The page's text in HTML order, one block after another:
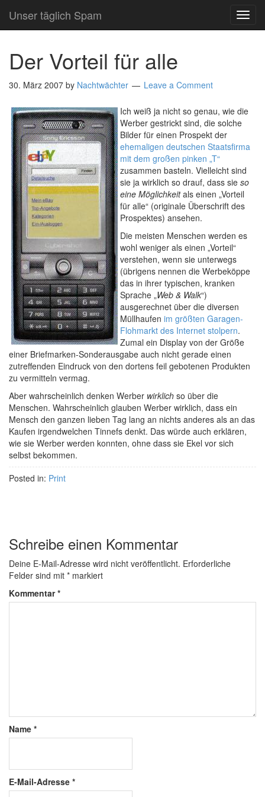
Unser täglich Spam
Der Vorteil für alle
30. März 2007 by Nachtwächter Leave a Comment
Ich weiß ja nicht so genau, wie die
Werber gestrickt sind, die solche
Bilder für einen Prospekt der
ehemaligen deutschen Staatsfirma
mit dem großen pinken „T“
zusammen basteln. Vielleicht sind
sie ja wirklich so drauf, dass sie so
eine Möglichkeitals einen „Vorteil
für alle“ (originale Überschrift des
Prospektes) ansehen.
Die meisten Menschen werden es
wohl weniger als einen „Vorteil“
verstehen, wenn sie unterwegs
(übrigens nennen die Werbeköppe
das in ihrer typischen, kranken
Sprache „Web & Walk“)
ausgerechnet über die diversen
Müllhaufen im größten Garagen-
Flohmarkt des Internet stolpern.
Zumal ein Display von der Größe
einer Briefmarken-Sonderausgabe auch nicht gerade einen
zutreffenden Eindruck von den dortens feil gebotenen Produkten
zu vermitteln vermag.
Aber wahrscheinlich denken Werber wirklich so über die
Menschen. Wahrscheinlich glauben Werber wirklich, dass ein
Mensch den ganzen lieben Tag lang an nichts anderes als an das
Kaufen irgendwelchen Tinnefs denkt. Das würde auch erklären,
wie sie Werber werden konnten, ohne dass sie Ekel vor sich
selbst bekommen.
Posted in: Print
Schreibe einen Kommentar
Deine E-Mail-Adresse wird nicht veröffentlicht. Erforderliche
Felder sind mit * markiert
Kommentar*
Name *
E-Mail-Adresse *